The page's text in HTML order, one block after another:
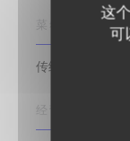
这
可
菜肴
传统美食, 自制,